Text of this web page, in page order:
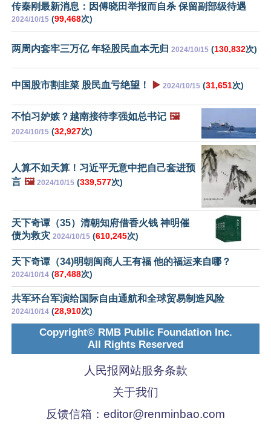
传秦刚最新消息：因傅晓田举报而自杀 保留副部级待遇
2024/10/15 (99,468次)
两周内套牢三万亿 年轻股民血本无归 2024/10/15 (130,832次)
中国股市割韭菜 股民血亏绝望！ ▶️ 2024/10/15 (31,651次)
不怕习妒嫉？越南接待李强如总书记 🖼️
2024/10/15 (32,927次)
人算不如天算！习近平无意中把自己套进预
言 🖼️ 2024/10/15 (339,577次)
天下奇谭（35）清朝知府借香火钱 神明催
债为救灾 2024/10/15 (610,245次)
天下奇谭（34)明朝闽商人王有福 他的福运来自哪？
2024/10/14 (87,488次)
共军环台军演给国际自由通航和全球贸易制造风险
2024/10/14 (28,910次)
Copyright© RMB Public Foundation Inc.
All Rights Reserved
人民报网站服务条款
关于我们
反馈信箱： editor@renminbao.com